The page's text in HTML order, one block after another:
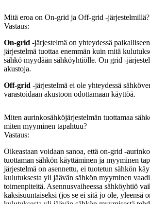
Mitä eroa on On-grid ja Off-grid -järjestelmillä?
Vastaus:
On-grid -järjestelmä on yhteydessä
järjestelmä tuottaa enemmän kuin mitä
sähkö myydään sähköyhtiölle. On grid -
akustoja.
Off-grid -järjestelmä ei ole yhteydessä
varastoidaan akustoon odottamaan käyttöä.
Miten aurinkosähköjärjestelmän tuottamaa
miten myyminen tapahtuu?
Vastaus:
Oikeastaan voidaan sanoa, että on-grid -
tuottaman sähkön käyttäminen ja myyminen
järjestelmä on asennettu, ei tuotetun sähkön
kulutuksesta yli jäävän sähkön myyminen
toimenpiteitä. Asennusvaiheessa sähköyhtiö
kaksisuuntaiseksi (jos se ei sitä jo ole, yleensä